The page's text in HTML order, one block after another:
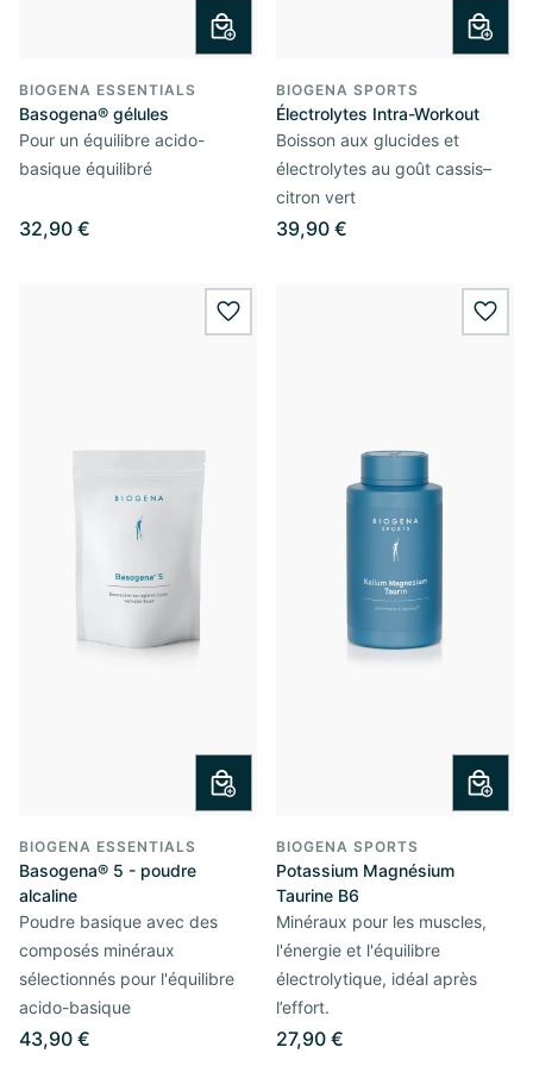
BIOGENA ESSENTIALS
Basogena® gélules
Pour un équilibre acido-
basique équilibré
32,90 €
BIOGENA SPORTS
Électrolytes Intra-Workout
Boisson aux glucides et
électrolytes au goût cassis–
citron vert
39,90 €
wishlist.add
BIOGENA ESSENTIALS
Basogena® 5 - poudre
alcaline
Poudre basique avec des
composés minéraux
sélectionnés pour l'équilibre
acido-basique
43,90 €
BIOGENA SPORTS
Potassium Magnésium
Taurine B6
Minéraux pour les muscles,
l'énergie et l'équilibre
électrolytique, idéal après
l’effort.
27,90 €